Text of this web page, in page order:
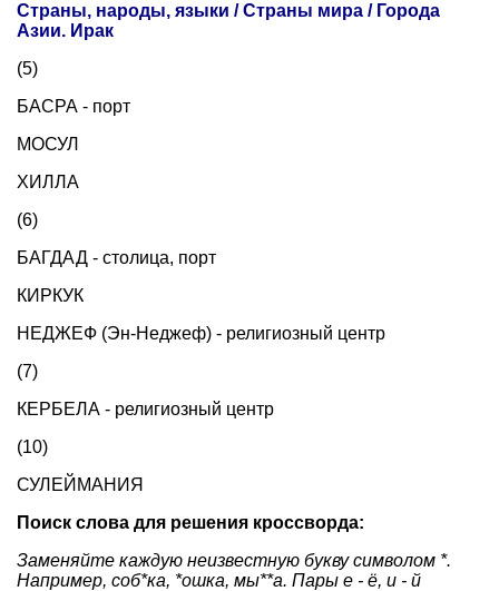
Страны, народы, языки / Страны мира / Города
Азии. Ирак
(5)
БАСРА - порт
МОСУЛ
ХИЛЛА
(6)
БАГДАД - столица, порт
КИРКУК
НЕДЖЕФ (Эн-Неджеф) - религиозный центр
(7)
КЕРБЕЛА - религиозный центр
(10)
СУЛЕЙМАНИЯ
Поиск слова для решения кроссворда:
Заменяйте каждую неизвестную букву символом *.
Например, соб*ка, *ошка, мы**а. Пары е - ё, и - й